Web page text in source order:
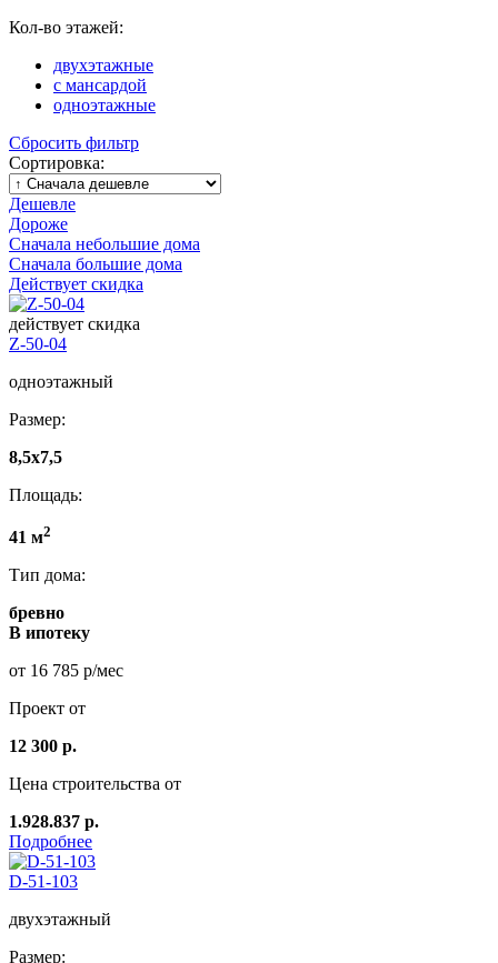
Кол-во этажей:
двухэтажные
с мансардой
одноэтажные
Сбросить фильтр
Сортировка:
Дешевле
Дороже
Сначала небольшие дома
Сначала большие дома
Действует скидка
действует скидка
Z-50-04
одноэтажный
Размер:
8,5x7,5
Площадь:
41 м2
Тип дома:
бревно
В ипотеку
от 16 785 р/мес
Проект от
12 300 р.
Цена строительства от
1.928.837 р.
Подробнее
D-51-103
двухэтажный
Размер: